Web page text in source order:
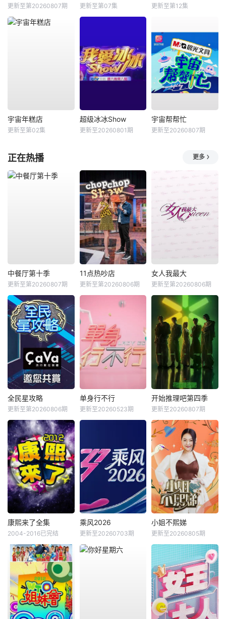
更新至第20260807期 更新至第07集 更新至第12集
宇宙年糕店
更新至第02集
超级冰冰Show
更新至20260801期
宇宙帮帮忙
更新至20260807期
正在热播 更多
中餐厅第十季
更新至第20260807期
11点热吵店
更新至第20260806期
女人我最大
更新至第20260806期
全民星攻略
更新至第20260806期
单身行不行
更新至20260523期
开始推理吧第四季
更新至20260807期
康熙来了全集
2004-2016已完结
乘风2026
更新至20260703期
小姐不熙娣
更新至20260805期